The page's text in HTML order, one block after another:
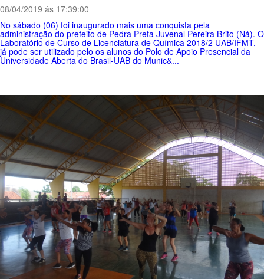
08/04/2019 ás 17:39:00
No sábado (06) foi inaugurado mais uma conquista pela
administração do prefeito de Pedra Preta Juvenal Pereira Brito (Ná). O
Laboratório de Curso de Licenciatura de Química 2018/2 UAB/IFMT,
já pode ser utilizado pelo os alunos do Polo de Apoio Presencial da
Universidade Aberta do Brasil-UAB do Munic&...